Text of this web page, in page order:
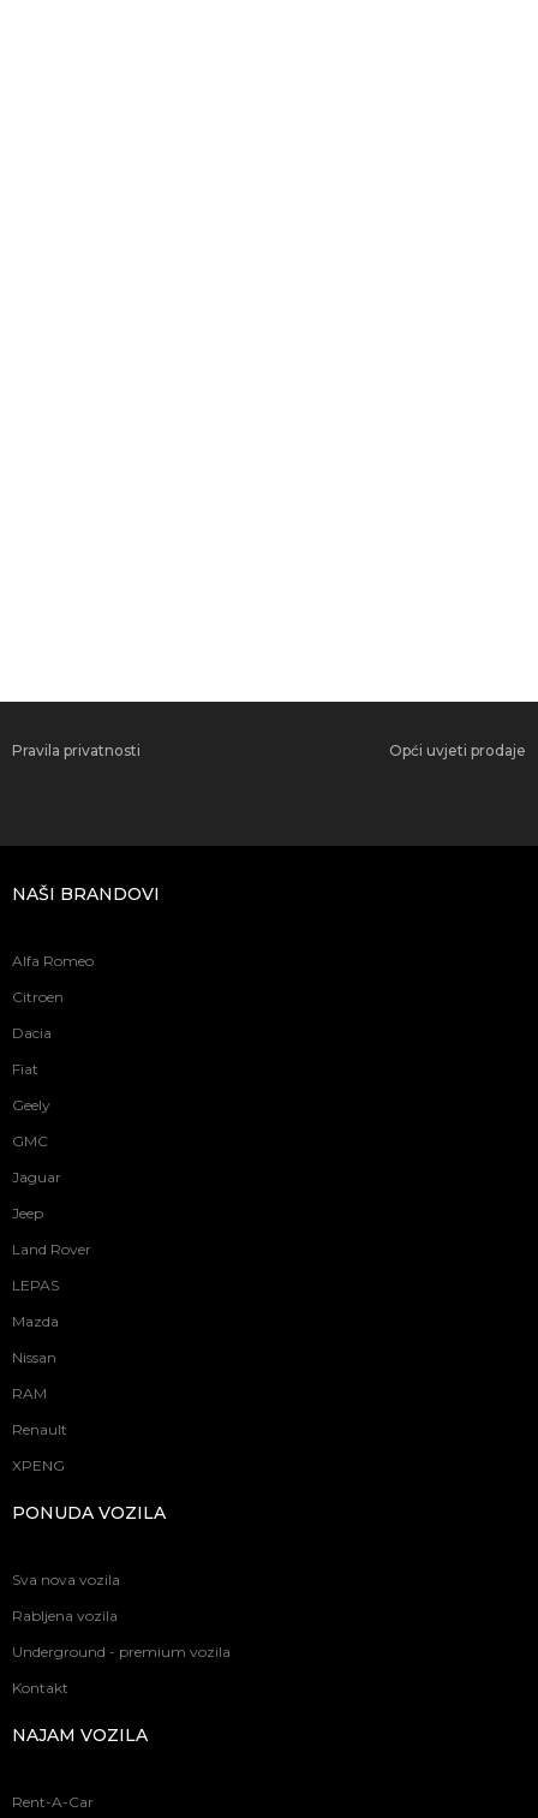
Pravila privatnosti Opći uvjeti prodaje
NAŠI BRANDOVI
Alfa Romeo
Citroen
Dacia
Fiat
Geely
GMC
Jaguar
Jeep
Land Rover
LEPAS
Mazda
Nissan
RAM
Renault
XPENG
PONUDA VOZILA
Sva nova vozila
Rabljena vozila
Underground - premium vozila
Kontakt
NAJAM VOZILA
Rent-A-Car